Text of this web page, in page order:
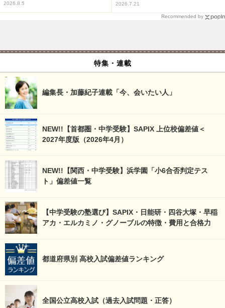
2026.8.5 2026.7.21
Recommended by
特集・連載
編集長・加藤紀子連載「今、会いたい人」
NEW!!【首都圏・中学受験】SAPIX 上位校偏差値＜
2027年度版（2026年4月）
NEW!!【関西・中学受験】浜学園「小6合否判定テス
ト」偏差値一覧
【中学受験の塾選び】SAPIX・日能研・四谷大塚・早稲
アカ・エルカミノ・グノーブルの特徴・費用と合格力
都道府県別 高校入試偏差値ランキング
全国公立高校入試（過去入試問題・正答）